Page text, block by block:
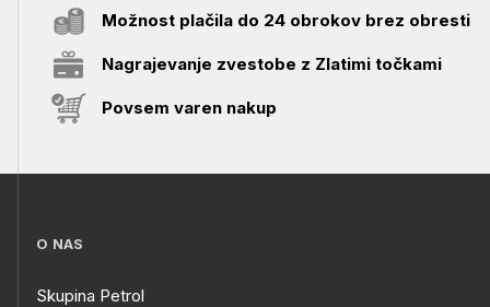
Možnost plačila do 24 obrokov brez obresti
Nagrajevanje zvestobe z Zlatimi točkami
Povsem varen nakup
O NAS
Skupina Petrol